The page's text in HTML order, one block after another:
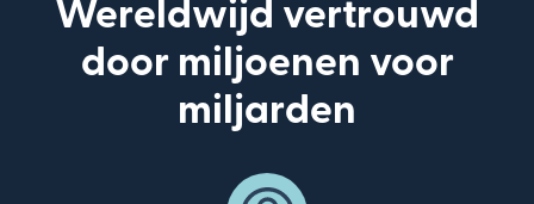
Wereldwijd vertrouwd
door miljoenen voor
miljarden